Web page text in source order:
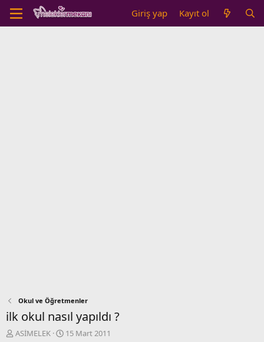
Giriş yap Kayıt ol
Okul ve Öğretmenler
ilk okul nasıl yapıldı ?
K
ASİMELEK
B15 Mart 2011